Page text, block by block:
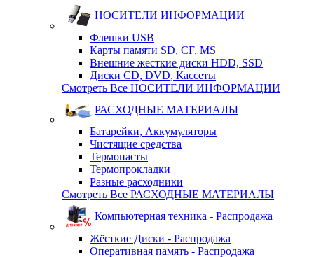
НОСИТЕЛИ ИНФОРМАЦИИ
Флешки USB
Карты памяти SD, CF, MS
Внешние жесткие диски HDD, SSD
Диски CD, DVD, Кассеты
Смотреть Все НОСИТЕЛИ ИНФОРМАЦИИ
РАСХОДНЫЕ МАТЕРИАЛЫ
Батарейки, Аккумуляторы
Чистящие средства
Термопасты
Термопрокладки
Разные расходники
Смотреть Все РАСХОДНЫЕ МАТЕРИАЛЫ
Компьютерная техника - Распродажа
Жёсткие Диски - Распродажа
Оперативная память - Распродажа